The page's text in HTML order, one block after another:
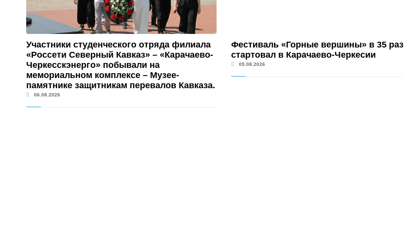
Участники студенческого отряда филиала
«Россети Северный Кавказ» – «Карачаево-
Черкесскэнерго» побывали на
мемориальном комплексе – Музее-
памятнике защитникам перевалов Кавказа.
06.08.2026
Фестиваль «Горные вершины» в 35 раз
стартовал в Карачаево-Черкесии
05.08.2026